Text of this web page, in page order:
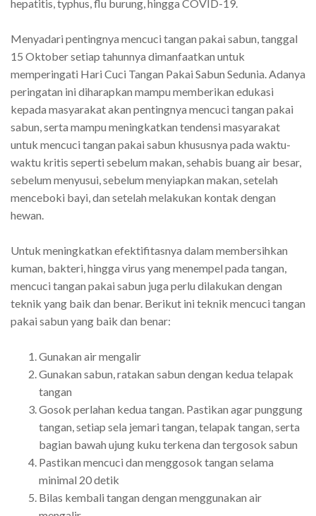
hepatitis, typhus, flu burung, hingga COVID-19.
Menyadari pentingnya mencuci tangan pakai sabun, tanggal
15 Oktober setiap tahunnya dimanfaatkan untuk
memperingati Hari Cuci Tangan Pakai Sabun Sedunia. Adanya
peringatan ini diharapkan mampu memberikan edukasi
kepada masyarakat akan pentingnya mencuci tangan pakai
sabun, serta mampu meningkatkan tendensi masyarakat
untuk mencuci tangan pakai sabun khususnya pada waktu-
waktu kritis seperti sebelum makan, sehabis buang air besar,
sebelum menyusui, sebelum menyiapkan makan, setelah
menceboki bayi, dan setelah melakukan kontak dengan
hewan.
Untuk meningkatkan efektifitasnya dalam membersihkan
kuman, bakteri, hingga virus yang menempel pada tangan,
mencuci tangan pakai sabun juga perlu dilakukan dengan
teknik yang baik dan benar. Berikut ini teknik mencuci tangan
pakai sabun yang baik dan benar:
Gunakan air mengalir
Gunakan sabun, ratakan sabun dengan kedua telapak
tangan
Gosok perlahan kedua tangan. Pastikan agar punggung
tangan, setiap sela jemari tangan, telapak tangan, serta
bagian bawah ujung kuku terkena dan tergosok sabun
Pastikan mencuci dan menggosok tangan selama
minimal 20 detik
Bilas kembali tangan dengan menggunakan air